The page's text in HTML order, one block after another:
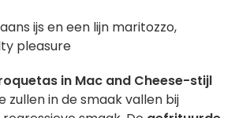
ijs en een lijn maritozzo,
pleasure
in Mac and Cheese-stijl
zullen in de smaak vallen bij